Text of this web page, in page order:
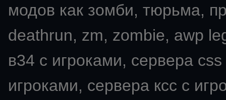
модов как зомби, тюрьма,
deathrun, zm, zombie, awp
в34 с игроками, сервера
игроками, сервера ксс с